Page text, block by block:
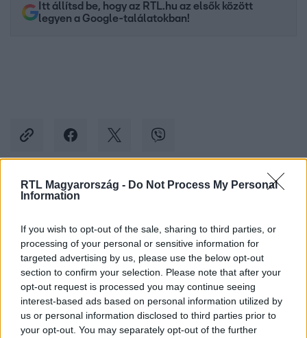
RTL Magyarország - Do Not Process My Personal
Information
If you wish to opt-out of the sale, sharing to third parties, or
processing of your personal or sensitive information for
targeted advertising by us, please use the below opt-out
section to confirm your selection. Please note that after your
opt-out request is processed you may continue seeing
interest-based ads based on personal information utilized by
us or personal information disclosed to third parties prior to
your opt-out. You may separately opt-out of the further
Itt állítsd be, hogy az RTL.hu az elsők között
legyen a Google-találatokban!
Kövess minket, és értesülj a friss hírekről a
Követem